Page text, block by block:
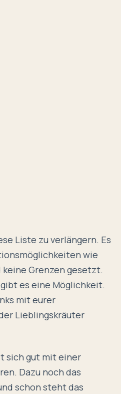
Liste zu verlängern. Es
wie
keine Grenzen gesetzt.
es eine Möglichkeit.
mit eurer
Lieblingskräuter
sich gut mit einer
Dazu noch das
schon steht das